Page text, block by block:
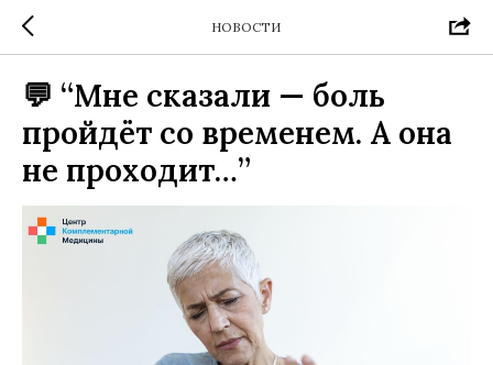
НОВОСТИ
💬 “Мне сказали — боль
пройдёт со временем. А она
не проходит…”